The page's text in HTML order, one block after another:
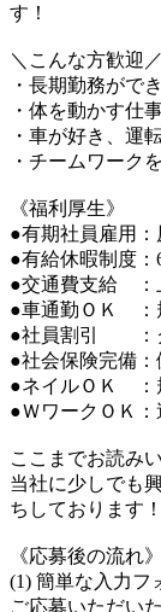
す！
＼こんな方歓迎／
・長期勤務がで
・体を動かす仕
・車が好き、運
・チームワーク
《福利厚生》
●有期社員雇用
●有給休暇制度
●交通費支給 ：
●車通勤ＯＫ ：
●社員割引 ：ク
●社会保険完備
●ネイルＯＫ ：
●ＷワークＯＫ
ここまでお読み
当社に少しでも
ちしております！
《応募後の流れ》
(1) 簡単な入力フ
ご応募いただい